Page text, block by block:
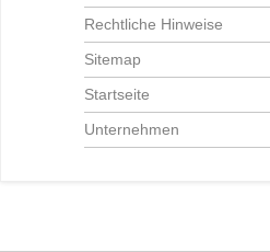
Rechtliche Hinweise
Sitemap
Startseite
Unternehmen